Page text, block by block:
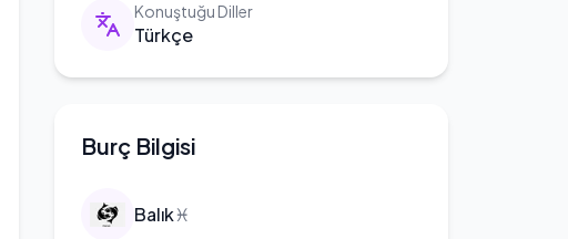
Konuştuğu Diller
Türkçe
Burç Bilgisi
Balık♓